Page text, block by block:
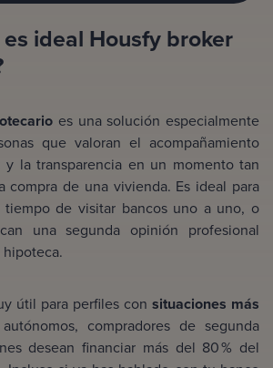
ideal Housfy broker
es una solución especialmente
que valoran el acompañamiento
y la transparencia en un momento tan
compra de una vivienda. Es ideal para
de visitar bancos uno a uno, o
una segunda opinión profesional
hipoteca.
útil para perfiles con situaciones más
compradores de segunda
desean financiar más del 80 % del